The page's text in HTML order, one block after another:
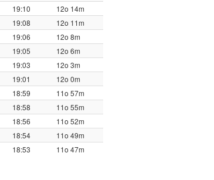
19:10
12o 14m
19:08
12o 11m
19:06
12o 8m
19:05
12o 6m
19:03
12o 3m
19:01
12o 0m
18:59
11o 57m
18:58
11o 55m
18:56
11o 52m
18:54
11o 49m
18:53 11o 47m